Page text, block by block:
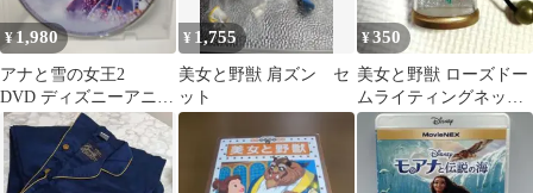
¥1,980
アナと雪の女王2
DVD ディズニーアニメ
スタジオジブリ
DISNEYランドシー
¥ 1,755
美女と野獣 肩ズン セ
ット
¥350
美女と野獣 ローズドー
ムライティングネック
レス 光るペンダント ペ
ンダントライト